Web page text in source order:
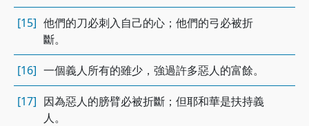
[15] 他們的刀必刺入自己的心；他們的弓必被折
斷。
[16] 一個義人所有的雖少，強過許多惡人的富餘。
[17] 因為惡人的膀臂必被折斷；但耶和華是扶持義
人。